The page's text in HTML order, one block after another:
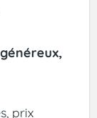
prix